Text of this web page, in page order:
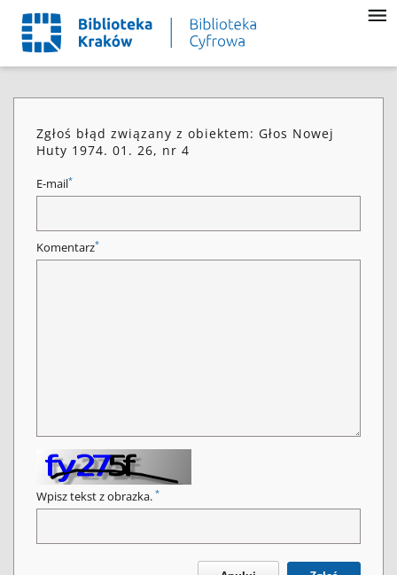
Zgłoś błąd związany z obiektem: Głos Nowej
Huty 1974. 01. 26, nr 4
E-mail*
Komentarz*
Wpisz tekst z obrazka. *